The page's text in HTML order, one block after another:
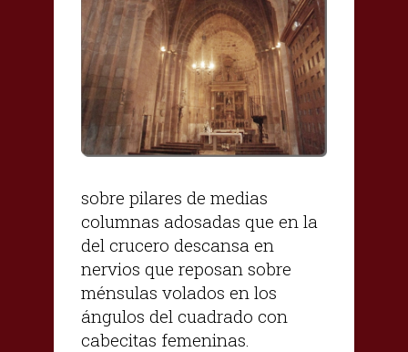
sobre pilares de medias
columnas adosadas que en la
del crucero descansa en
nervios que reposan sobre
ménsulas volados en los
ángulos del cuadrado con
cabecitas femeninas.